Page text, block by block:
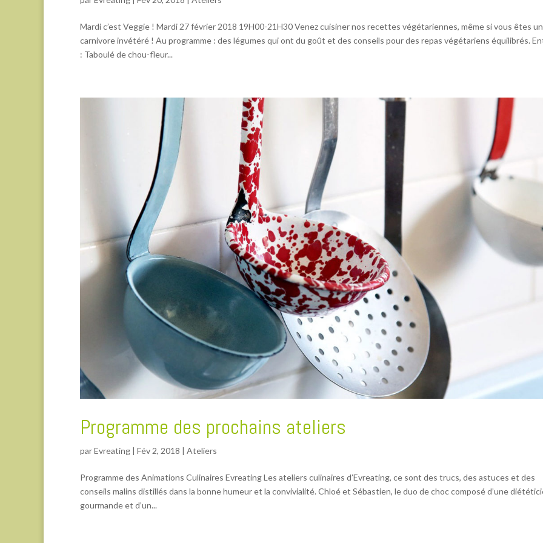
Mardi c’est Veggie ! Mardi 27 février 2018 19H00-21H30 Venez cuisiner nos recettes végétariennes, même si vous êtes un
carnivore invétéré ! Au programme : des légumes qui ont du goût et des conseils pour des repas végétariens équilibrés.
: Taboulé de chou-fleur...
Programme des prochains ateliers
parEvreating Fév 2, 2018 Ateliers
Programme des Animations Culinaires Evreating Les ateliers culinaires d’Evreating, ce sont des trucs, des astuces et des
conseils malins distillés dans la bonne humeur et la convivialité. Chloé et Sébastien, le duo de choc composé d’une
gourmande et d’un...